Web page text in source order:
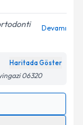
Devamı
Haritada Göster
06320